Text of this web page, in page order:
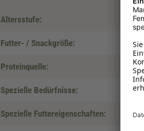
Altersstufe:
Futter- / Snackgröße:
Proteinquelle:
Spezielle Bedürfnisse:
Spezielle Futtereigenschaften: